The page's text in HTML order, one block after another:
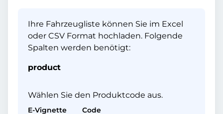
Ihre Fahrzeugliste können Sie im Excel
oder CSV Format hochladen. Folgende
Spalten werden benötigt:
product
Wählen Sie den Produktcode aus.
E-Vignette
Code